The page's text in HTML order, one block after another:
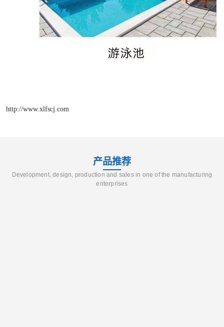
http://www.xlfscj.com
产品推荐
Development, design, production and sales in one of the manufacturing
enterprises